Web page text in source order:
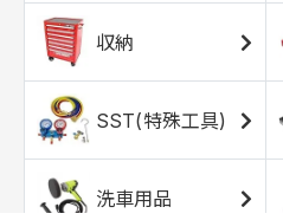
収納
SST(特殊工具)
洗車用品